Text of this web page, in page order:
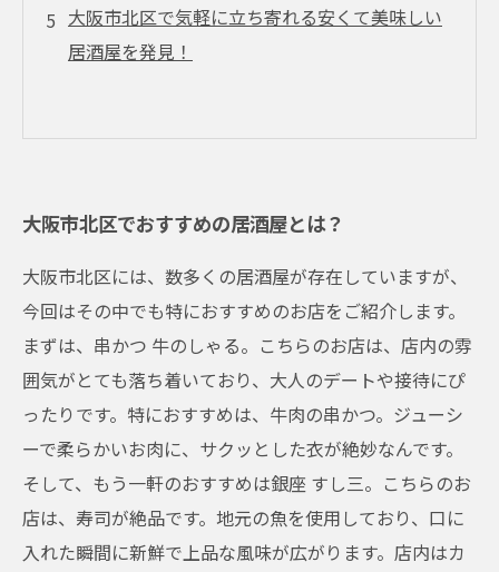
大阪市北区で気軽に立ち寄れる安くて美味しい
居酒屋を発見！
大阪市北区でおすすめの居酒屋とは？
大阪市北区には、数多くの居酒屋が存在していますが、
今回はその中でも特におすすめのお店をご紹介します。
まずは、串かつ 牛のしゃる。こちらのお店は、店内の雰
囲気がとても落ち着いており、大人のデートや接待にぴ
ったりです。特におすすめは、牛肉の串かつ。ジューシ
ーで柔らかいお肉に、サクッとした衣が絶妙なんです。
そして、もう一軒のおすすめは銀座 すし三。こちらのお
店は、寿司が絶品です。地元の魚を使用しており、口に
入れた瞬間に新鮮で上品な風味が広がります。店内はカ